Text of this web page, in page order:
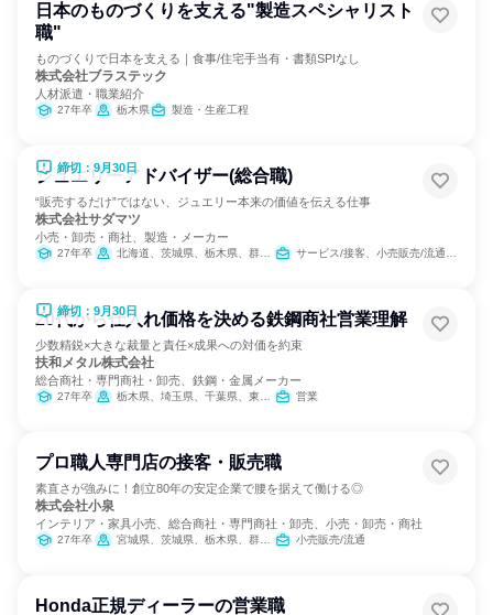
日本のものづくりを支える"製造スペシャリスト
職"
ものづくりで日本を支える｜食事/住宅手当有・書類SPIなし
株式会社ブラステック
人材派遣・職業紹介
27年卒 栃木県 製造・生産工程
締切：9月30日
ジュエリーアドバイザー(総合職)
“販売するだけ”ではない、ジュエリー本来の価値を伝える仕事
株式会社サダマツ
小売・卸売・商社、製造・メーカー
27年卒 北海道、茨城県、栃木県、群馬県、埼玉県、千葉県、東京都、神奈川県、新潟県、長野県、静岡県、愛知県、京都府、大阪府、兵庫県、奈良県、岡山県、広島県、香川県、福岡県、佐賀県、長崎県、熊本県、大分県、宮崎県、鹿児島県、沖縄県 サービス/接客、小売販売/流通、バックオフィス・事務・受付、組織運営管理・公務員・事務系職種、クリエイティブ/デザイン職、マーケティング・広報・広告・宣伝系職種
締切：9月30日
20代から仕入れ価格を決める鉄鋼商社営業理解
少数精鋭×大きな裁量と責任×成果への対価を約束
扶和メタル株式会社
総合商社・専門商社・卸売、鉄鋼・金属メーカー
27年卒 栃木県、埼玉県、千葉県、東京都、大阪府 営業
プロ職人専門店の接客・販売職
素直さが強みに！創立80年の安定企業で腰を据えて働ける◎
株式会社小泉
インテリア・家具小売、総合商社・専門商社・卸売、小売・卸売・商社
27年卒 宮城県、茨城県、栃木県、群馬県、埼玉県、千葉県、東京都、神奈川県、長野県 小売販売/流通
Honda正規ディーラーの営業職